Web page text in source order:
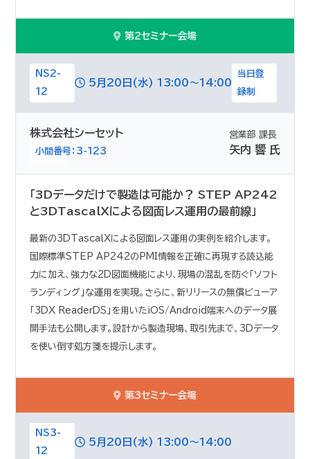
第2セミナー会場
NS2-
12
5月20日(水) 13:00～14:00
当日登
録制
株式会社シーセット
小間番号：3-123
営業部 課長
矢内 響 氏
「3Dデータだけで製造は可能か？ STEP AP242
と3DTascalXによる図面レス運用の最前線」
最新の3DTascalXによる図面レス運用の実例を紹介します。
国際標準STEP AP242のPMI情報を正確に再現する読込能
力に加え、強力な2D図面機能により、現場の混乱を防ぐ「ソフト
ランディング」な運用を実現。さらに、新リリースの無償ビューア
「3DX ReaderDS」を用いたiOS/Android端末へのデータ展
開手法も公開します。設計から製造現場、取引先まで、3Dデータ
を使い倒す処方箋を提示します。
第3セミナー会場
NS3-
12
5月20日(水) 13:00～14:00